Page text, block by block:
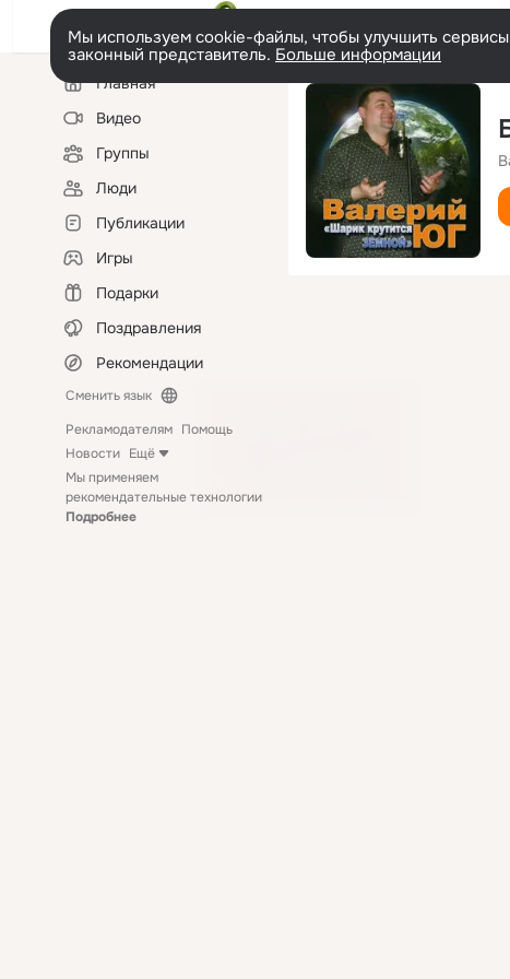
Мы используем cookie-файлы, чтобы улучшить
законный представитель. Больше информации
Левая
колонкаГлавная
Видео
Группы
Люди
Публикации
Игры
Подарки
Поздравления
Рекомендации
Сменить язык
Рекламодателям Помощь
Новости Ещё
Мы применяем
рекомендательные технологии
Подробнее